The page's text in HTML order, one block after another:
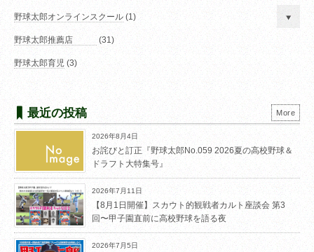
野球太郎オンラインスクール (1)
野球太郎推薦店 (31)
野球太郎育児 (3)
最近の投稿
2026年8月4日
お詫びと訂正『野球太郎No.059 2026夏の高校野球＆
ドラフト大特集号』
2026年7月11日
【8月1日開催】スカウト的観戦者カルト座談会 第3
回〜甲子園直前に高校野球を語る夜
2026年7月5日
More